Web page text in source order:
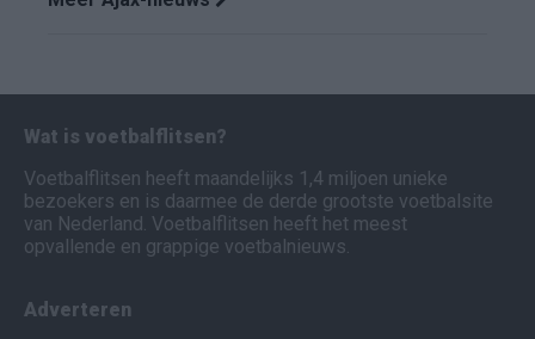
Wat is voetbalflitsen?
Voetbalflitsen heeft maandelijks 1,4 miljoen unieke
bezoekers en is daarmee de derde grootste voetbalsite
van Nederland. Voetbalflitsen heeft het meest
opvallende en grappige voetbalnieuws.
Adverteren